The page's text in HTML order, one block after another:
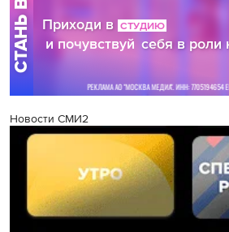
Новости СМИ2